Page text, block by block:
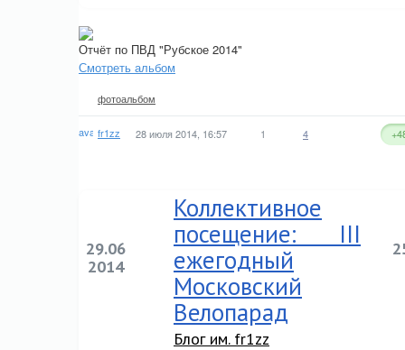
Отчёт по ПВД "Рубское 2014"
Смотреть альбом
фотоальбом
fr1zz 28 июля 2014, 16:57 1 4
29.06
2014
Коллективное
посещение: III
ежегодный
Московский
Велопарад
Блог им. fr1zz